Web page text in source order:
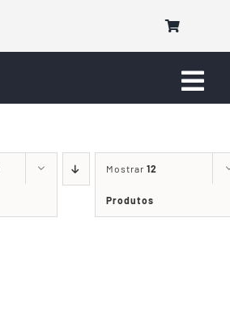
Eventos
Mostrar 12
Produtos